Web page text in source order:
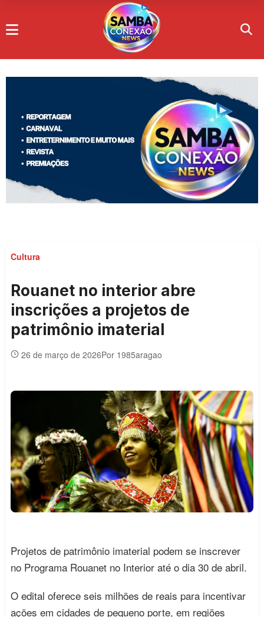
Cultura
Rouanet no interior abre
inscrições a projetos de
patrimônio imaterial
26 de março de 2026Por 1985aragao
Projetos de patrimônio imaterial podem se inscrever
no Programa Rouanet no Interior até o dia 30 de abril.
O edital oferece seis milhões de reais para incentivar
ações em cidades de pequeno porte, em regiões